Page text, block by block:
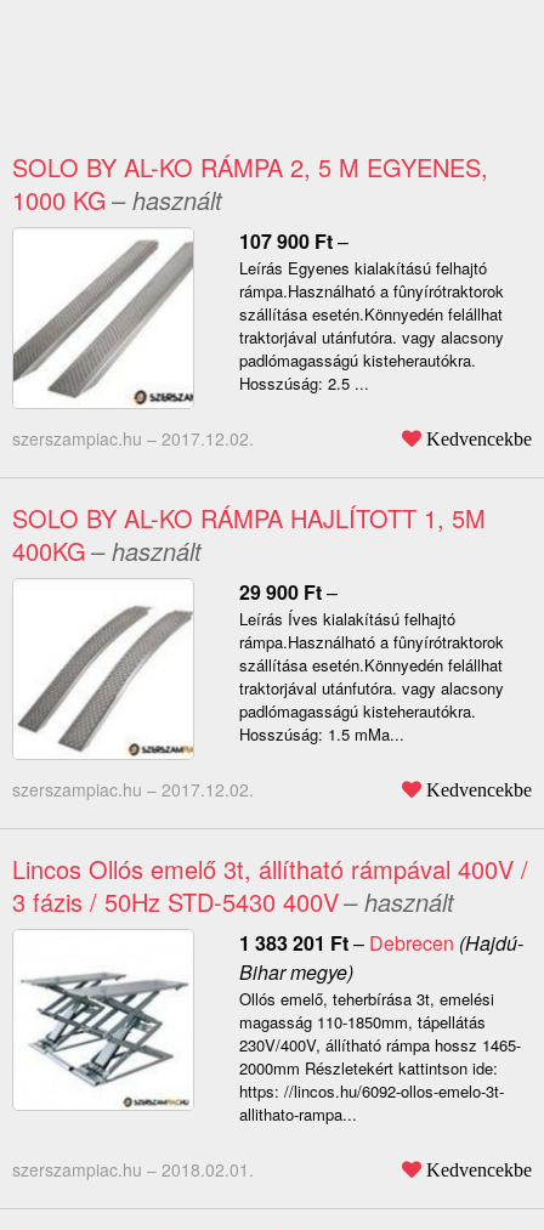
SOLO BY AL-KO RÁMPA 2, 5 M EGYENES,
1000 KG– használt
107 900 Ft–
Leírás Egyenes kialakítású felhajtó
rámpa.Használható a fûnyírótraktorok
szállítása esetén.Könnyedén felállhat
traktorjával utánfutóra. vagy alacsony
padlómagasságú kisteherautókra.
Hosszúság: 2.5 ...
szerszampiac.hu – 2017.12.02. Kedvencekbe
SOLO BY AL-KO RÁMPA HAJLÍTOTT 1, 5M
400KG– használt
29 900 Ft–
Leírás Íves kialakítású felhajtó
rámpa.Használható a fûnyírótraktorok
szállítása esetén.Könnyedén felállhat
traktorjával utánfutóra. vagy alacsony
padlómagasságú kisteherautókra.
Hosszúság: 1.5 mMa...
szerszampiac.hu – 2017.12.02. Kedvencekbe
Lincos Ollós emelő 3t, állítható rámpával 400V /
3 fázis / 50Hz STD-5430 400V– használt
1 383 201 Ft– Debrecen (Hajdú-
Bihar megye)
Ollós emelő, teherbírása 3t, emelési
magasság 110-1850mm, tápellátás
230V/400V, állítható rámpa hossz 1465-
2000mm Részletekért kattintson ide:
https: //lincos.hu/6092-ollos-emelo-3t-
allithato-rampa...
szerszampiac.hu – 2018.02.01. Kedvencekbe